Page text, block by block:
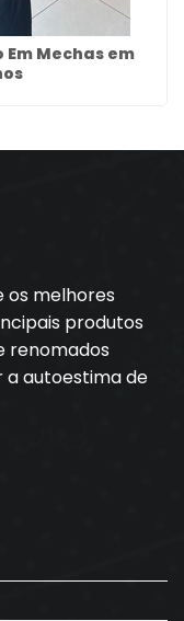
Mechas em
os melhores
produtos
renomados
a autoestima de